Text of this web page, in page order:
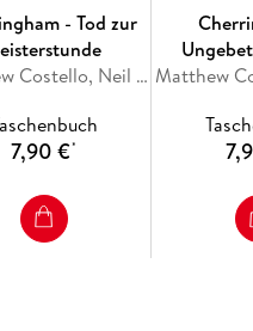
- Tod zur
Matthew Costello, Neil Richards
7,90 €*